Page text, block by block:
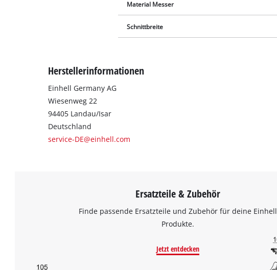
Material Messer
Schnittbreite
Herstellerinformationen
Einhell Germany AG
Wiesenweg 22
94405 Landau/Isar
Deutschland
service-DE@einhell.com
Ersatzteile & Zubehör
Finde passende Ersatzteile und Zubehör für deine Einhell
Produkte.
Jetzt entdecken